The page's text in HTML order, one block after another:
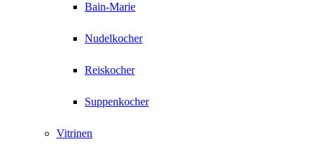
Bain-Marie
Nudelkocher
Reiskocher
Suppenkocher
Vitrinen